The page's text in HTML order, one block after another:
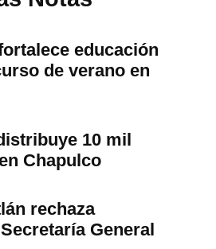
educación
de verano en
10 mil
Chapulco
rechaza
General